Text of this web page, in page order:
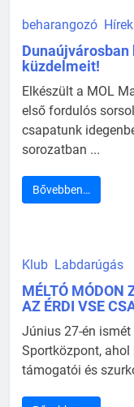
beharangozó Hírek
Dunaújvárosban
küzdelmeit!
Elkészült a MOL
első fordulós
csapatunk
sorozatban ...
Bővebben…
Klub Labdarúgás
MÉLTÓ MÓDON
AZ ÉRDI VSE
Június 27-én ismét
Sportközpont, ahol
támogatói és